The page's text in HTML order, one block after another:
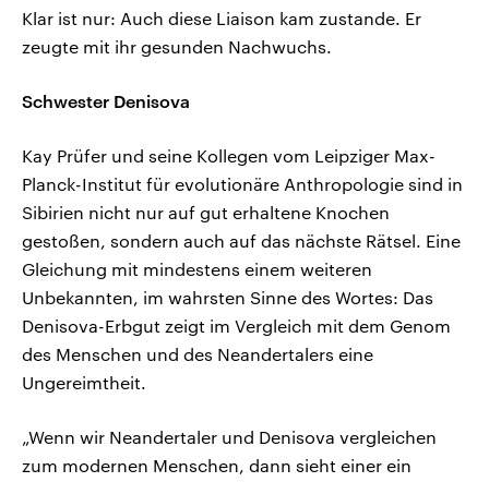
Klar ist nur: Auch diese Liaison kam zustande. Er
zeugte mit ihr gesunden Nachwuchs.
Schwester Denisova
Kay Prüfer und seine Kollegen vom Leipziger Max-
Planck-Institut für evolutionäre Anthropologie sind in
Sibirien nicht nur auf gut erhaltene Knochen
gestoßen, sondern auch auf das nächste Rätsel. Eine
Gleichung mit mindestens einem weiteren
Unbekannten, im wahrsten Sinne des Wortes: Das
Denisova-Erbgut zeigt im Vergleich mit dem Genom
des Menschen und des Neandertalers eine
Ungereimtheit.
„Wenn wir Neandertaler und Denisova vergleichen
zum modernen Menschen, dann sieht einer ein